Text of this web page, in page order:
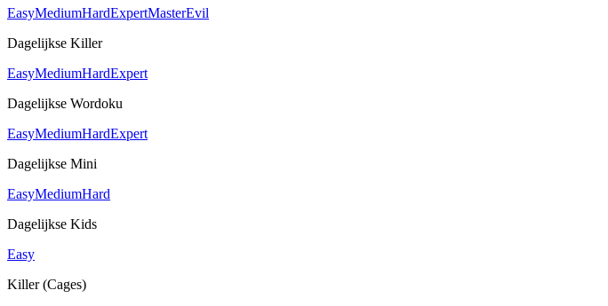
EasyMediumHardExpertMasterEvil
Dagelijkse Killer
EasyMediumHardExpert
Dagelijkse Wordoku
EasyMediumHardExpert
Dagelijkse Mini
EasyMediumHard
Dagelijkse Kids
Easy
Killer (Cages)